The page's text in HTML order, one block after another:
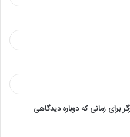
برای زمانی که دوباره دیدگاهی